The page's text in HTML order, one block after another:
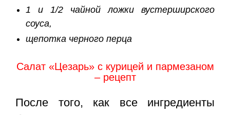
1 и 1/2 чайной ложки вустерширского
соуса,
щепотка черного перца
Салат «Цезарь» с курицей и пармезаном
– рецепт
После того, как все ингредиенты